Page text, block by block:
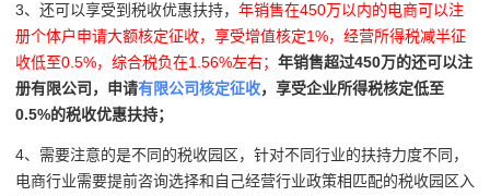
3、还可以享受到税收优惠扶持， 年销售在450万以内的电商可以注
册个体户申请大额核定征收，享受增值核定1%，经营所得税减半征
收低至0.5%，综合税负在1.56%左右； 年销售超过450万的还可以注
册有限公司，申请有限公司核定征收，享受企业所得税核定低至
0.5%的税收优惠扶持；
4、需要注意的是不同的税收园区，针对不同行业的扶持力度不同，
电商行业需要提前咨询选择和自己经营行业政策相匹配的税收园区入